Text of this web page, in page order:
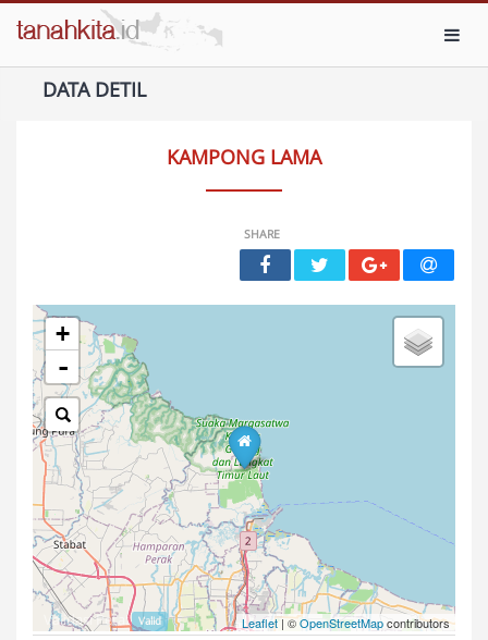
DATA DETIL
KAMPONG LAMA
SHARE
+
-
Leaflet| ©OpenStreetMapcontributors
Validasi Peta: Valid